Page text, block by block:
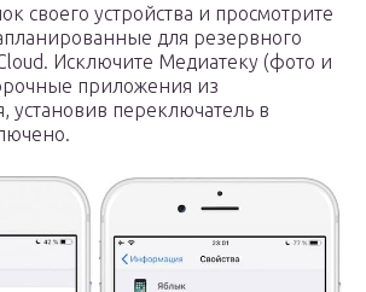
своего устройства и просмотрите
для резервного
Исключите Медиатеку (фото и
приложения из
установив переключатель в